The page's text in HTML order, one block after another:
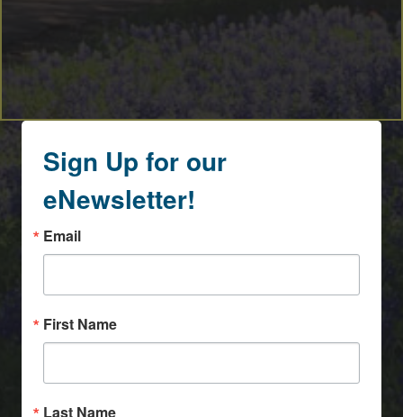
Sign Up for our
eNewsletter!
Email
First Name
Last Name